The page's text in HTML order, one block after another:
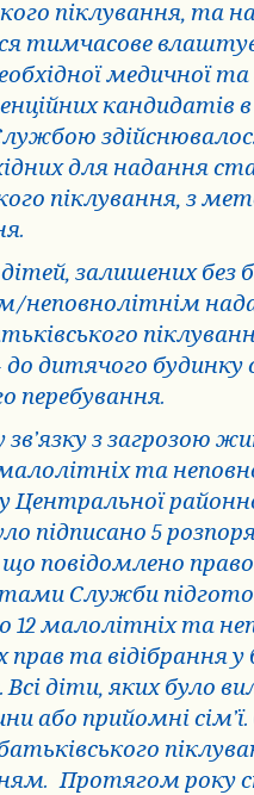
піклування, та
тимчасове
медичної та
кандидатів
для надання
піклування, з
залишених без
неповнолітнім
дитячого будинку
перебування.
з загрозою
та
підписано 5
що повідомлено
Служби
12 малолітніх та
та відібрання у
діти, яких було
або прийомні
Протягом року